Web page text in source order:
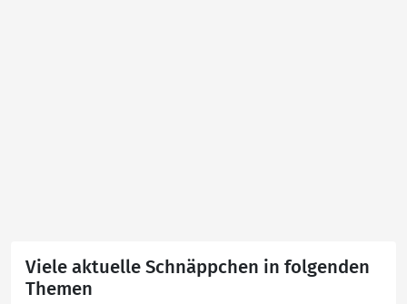
Viele aktuelle Schnäppchen in folgenden
Themen